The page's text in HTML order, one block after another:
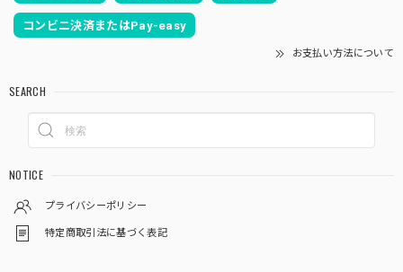
コンビニ決済またはPay-easy
お支払い方法について
SEARCH
NOTICE
プライバシーポリシー
特定商取引法に基づく表記